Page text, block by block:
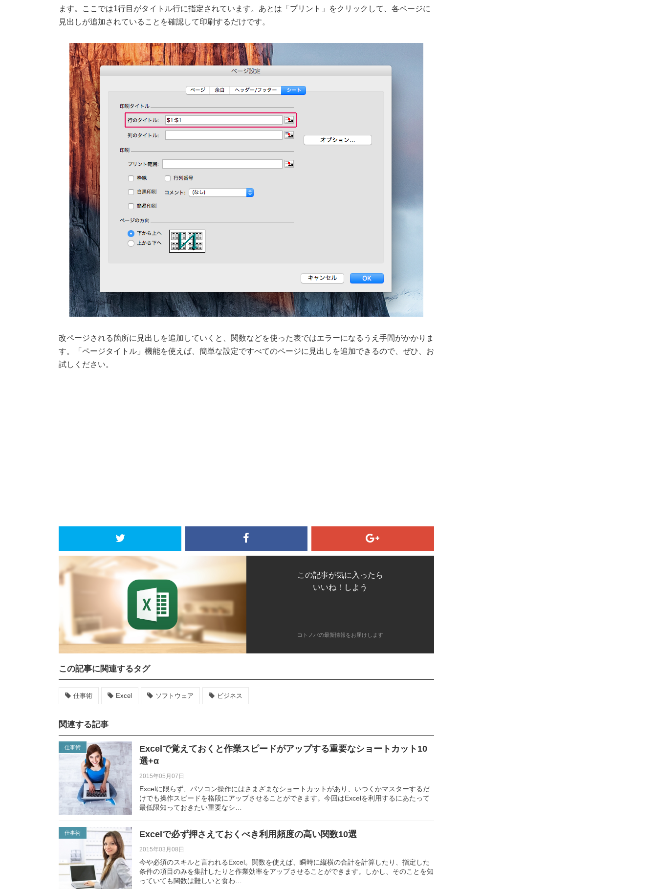
ます。ここでは1行目がタイトル行に指定されています。あとは「プリント」をクリックして、各ページに
見出しが追加されていることを確認して印刷するだけです。
改ページされる箇所に見出しを追加していくと、関数などを使った表ではエラーになるうえ手間がかかりま
す。「ページタイトル」機能を使えば、簡単な設定ですべてのページに見出しを追加できるので、ぜひ、お
試しください。
この記事が気に入ったら
いいね！しよう
コトノバの最新情報をお届けします
この記事に関連するタグ
仕事術 Excel ソフトウェア ビジネス
関連する記事
仕事術
Excelで覚えておくと作業スピードがアップする重要なショートカット10
選+α
2015年05月07日
Excelに限らず、パソコン操作にはさまざまなショートカットがあり、いつくかマスターするだ
けでも操作スピードを格段にアップさせることができます。今回はExcelを利用するにあたって
最低限知っておきたい重要なシ…
仕事術 Excelで必ず押さえておくべき利用頻度の高い関数10選
2015年03月08日
今や必須のスキルと言われるExcel。関数を使えば、瞬時に縦横の合計を計算したり、指定した
条件の項目のみを集計したりと作業効率をアップさせることができます。しかし、そのことを知
っていても関数は難しいと食わ…